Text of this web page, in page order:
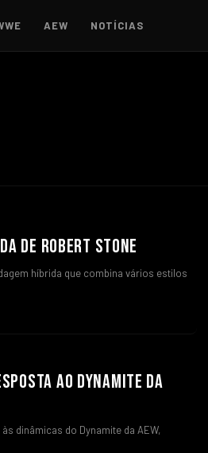
AEW NOTÍCIAS
DE ROBERT STONE
híbrida que combina vários estilos
AO DYNAMITE DA
dinâmicas do Dynamite da AEW,